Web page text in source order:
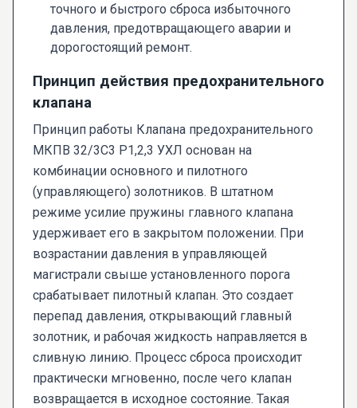
точного и быстрого сброса избыточного
давления, предотвращающего аварии и
дорогостоящий ремонт.
Принцип действия предохранительного
клапана
Принцип работы Клапана предохранительного
МКПВ 32/3С3 Р1,2,3 УХЛ основан на
комбинации основного и пилотного
(управляющего) золотников. В штатном
режиме усилие пружины главного клапана
удерживает его в закрытом положении. При
возрастании давления в управляющей
магистрали свыше установленного порога
срабатывает пилотный клапан. Это создает
перепад давления, открывающий главный
золотник, и рабочая жидкость направляется в
сливную линию. Процесс сброса происходит
практически мгновенно, после чего клапан
возвращается в исходное состояние. Такая